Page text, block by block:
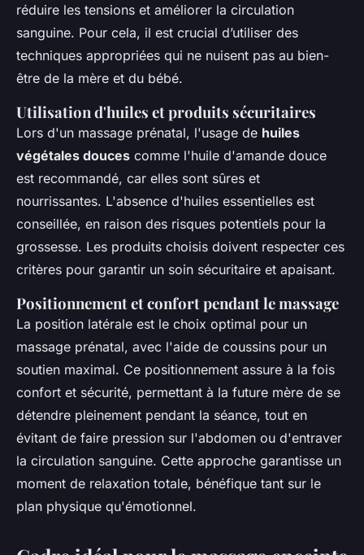
réduire les tensions et améliorer la circulation
sanguine. Pour cela, il est crucial d’utiliser des
techniques appropriées qui ne nuisent pas au bien-
être de la mère et du bébé.
Utilisation d'huiles et produits sécuritaires
Lors d'un massage prénatal, l'usage de huiles
végétales douces comme l'huile d'amande douce
est recommandé, car elles sont sûres et
nourrissantes. L'absence d'huiles essentielles est
conseillée, en raison des risques potentiels pour la
grossesse. Les produits choisis doivent respecter ces
critères pour garantir un soin sécuritaire et apaisant.
Positionnement et confort pendant le massage
La position latérale est le choix optimal pour un
massage prénatal, avec l'aide de coussins pour un
soutien maximal. Ce positionnement assure à la fois
confort et sécurité, permettant à la future mère de se
détendre pleinement pendant la séance, tout en
évitant de faire pression sur l'abdomen ou d'entraver
la circulation sanguine. Cette approche garantisse un
moment de relaxation totale, bénéfique tant sur le
plan physique qu'émotionnel.